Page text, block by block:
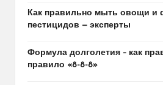
Как правильно мыть овощи и
пестицидов — эксперты
Формула долголетия – как
правило «8-8-8»